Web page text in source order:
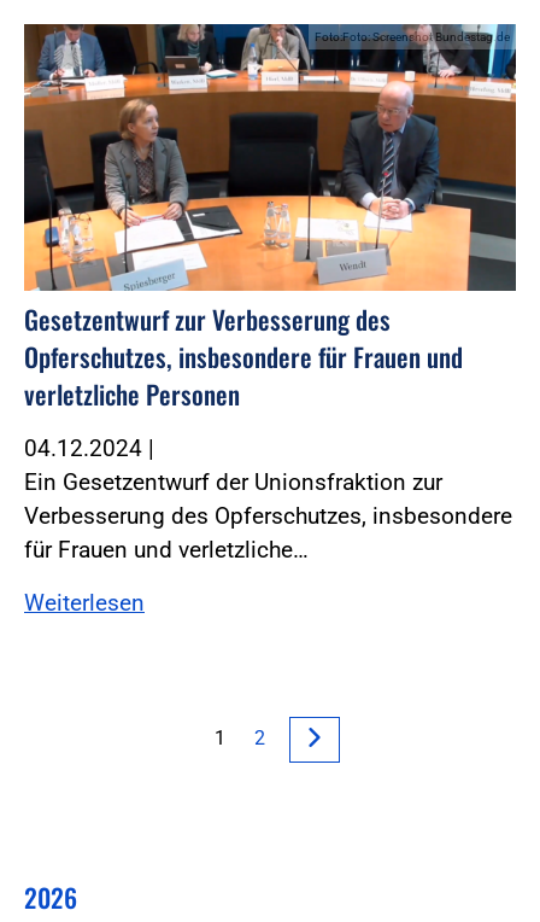
Foto:Foto: Screenshot Bundestag.de
Gesetzentwurf zur Verbesserung des
Opferschutzes, insbesondere für Frauen und
verletzliche Personen
04.12.2024 |
Ein Gesetzentwurf der Unionsfraktion zur
Verbesserung des Opferschutzes, insbesondere
für Frauen und verletzliche…
Weiterlesen
1 2
2026